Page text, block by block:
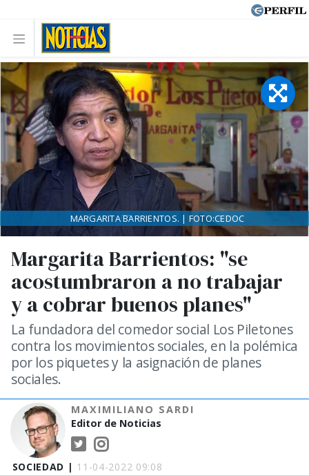
SOCIEDAD | 11-04-2022 09:08
Margarita Barrientos: "se
acostumbraron a no trabajar
y a cobrar buenos planes"
La fundadora del comedor social Los Piletones
contra los movimientos sociales, en la polémica
por los piquetes y la asignación de planes
sociales.
MAXIMILIANO SARDI
Editor de Noticias
MARGARITA BARRIENTOS. | FOTO:CEDOC